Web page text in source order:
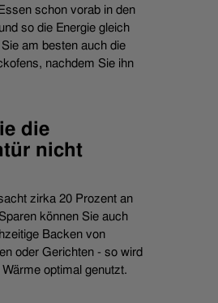
schon vorab in den
so die Energie gleich
am besten auch die
nachdem Sie ihn
die
nicht
zirka 20 Prozent an
können Sie auch
Backen von
oder Gerichten - so wird
optimal genutzt.